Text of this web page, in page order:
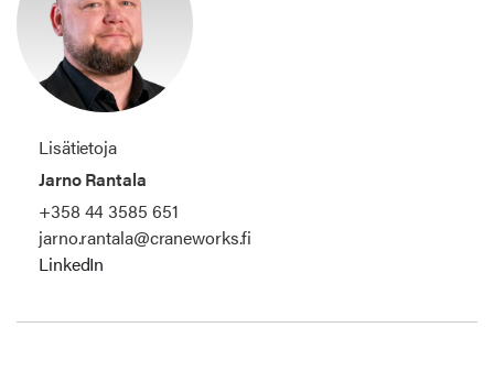
Lisätietoja
Jarno Rantala
+358 44 3585 651
jarno.rantala@craneworks.fi
LinkedIn